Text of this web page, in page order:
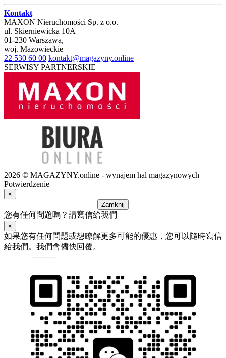
Kontakt
MAXON Nieruchomości Sp. z o.o.
ul. Skierniewicka 10A
01-230 Warszawa,
woj. Mazowieckie
22 530 60 00 kontakt@magazyny.online
SERWISY PARTNERSKIE
2026 © MAGAZYNY.online - wynajem hal magazynowych
Potwierdzenie
×
Zamknij
您有任何問題嗎？請寫信給我們
×
如果您有任何問題或想瞭解更多可能的優惠，您可以隨時寫信
給我們。我們會儘快回覆。